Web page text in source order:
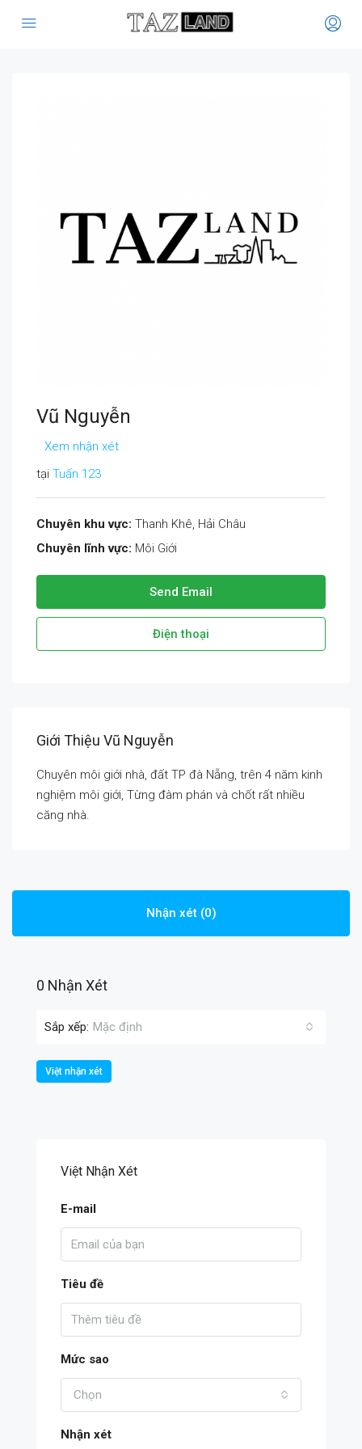
Vũ Nguyễn
Xem nhận xét
tại Tuấn 123
Chuyên khu vực: Thanh Khê, Hải Châu
Chuyên lĩnh vực: Môi Giới
Send Email
Điện thoại
Giới Thiệu Vũ Nguyễn
Chuyên môi giới nhà, đất TP đà Nẵng, trên 4 năm kinh
nghiệm môi giới, Từng đàm phán và chốt rất nhiều
căng nhà.
Nhận xét (0)
0 Nhận Xét
Sắp xếp: Mặc định
Việt nhận xét
Việt Nhận Xét
E-mail
Tiêu đề
Mức sao
Chọn
Nhận xét